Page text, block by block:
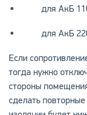
для АкБ 110
для АкБ 220
Если
тогда нужно
стороны
сделать